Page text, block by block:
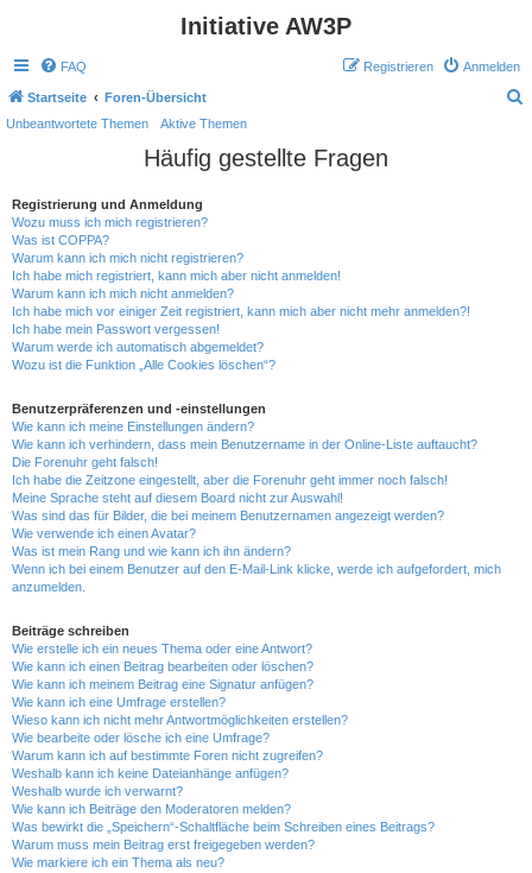
Initiative AW3P
FAQ Anmelden
Registrieren
Startseite Foren-Übersicht
Unbeantwortete Themen Aktive Themen
Häufig gestellte Fragen
Registrierung und Anmeldung
Wozu muss ich mich registrieren?
Was ist COPPA?
Warum kann ich mich nicht registrieren?
Ich habe mich registriert, kann mich aber nicht anmelden!
Warum kann ich mich nicht anmelden?
Ich habe mich vor einiger Zeit registriert, kann mich aber nicht mehr anmelden?!
Ich habe mein Passwort vergessen!
Warum werde ich automatisch abgemeldet?
Wozu ist die Funktion „Alle Cookies löschen“?
Benutzerpräferenzen und -einstellungen
Wie kann ich meine Einstellungen ändern?
Wie kann ich verhindern, dass mein Benutzername in der Online-Liste auftaucht?
Die Forenuhr geht falsch!
Ich habe die Zeitzone eingestellt, aber die Forenuhr geht immer noch falsch!
Meine Sprache steht auf diesem Board nicht zur Auswahl!
Was sind das für Bilder, die bei meinem Benutzernamen angezeigt werden?
Wie verwende ich einen Avatar?
Was ist mein Rang und wie kann ich ihn ändern?
Wenn ich bei einem Benutzer auf den E-Mail-Link klicke, werde ich aufgefordert, mich
anzumelden.
Beiträge schreiben
Wie erstelle ich ein neues Thema oder eine Antwort?
Wie kann ich einen Beitrag bearbeiten oder löschen?
Wie kann ich meinem Beitrag eine Signatur anfügen?
Wie kann ich eine Umfrage erstellen?
Wieso kann ich nicht mehr Antwortmöglichkeiten erstellen?
Wie bearbeite oder lösche ich eine Umfrage?
Warum kann ich auf bestimmte Foren nicht zugreifen?
Weshalb kann ich keine Dateianhänge anfügen?
Weshalb wurde ich verwarnt?
Wie kann ich Beiträge den Moderatoren melden?
Was bewirkt die „Speichern“-Schaltfläche beim Schreiben eines Beitrags?
Warum muss mein Beitrag erst freigegeben werden?
Wie markiere ich ein Thema als neu?